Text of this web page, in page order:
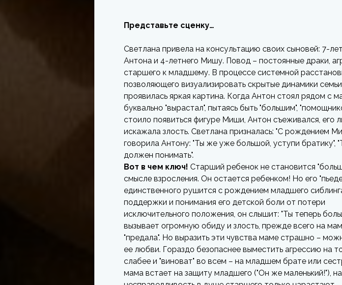
Представьте сценку…
Светлана привела на консультацию своих сыновей: 7-
Антона и 4-летнего Мишу. Повод – постоянные драки,
старшего к младшему. В процессе системной
позволяющего визуализировать скрытые динамики
проявилась яркая картина. Когда Антон стоял рядом с
буквально "вырастал", пытаясь быть "большим",
стоило появиться фигуре Миши, Антон съеживался, его
искажала злость. Светлана призналась: "С рождением
говорила Антону: "Ты же уже большой, уступи братику",
должен понимать".
Вот в чем ключ! Старший ребенок не становится
смысле взросления. Он остается ребенком! Но его
единственного рушится с рождением младшего
поддержки и понимания его детской боли от потери
исключительного положения, он слышит: "Ты теперь
вызывает огромную обиду и злость, прежде всего на
"предала". Но выразить эти чувства маме страшно –
ее любви. Гораздо безопаснее выместить агрессию на
слабее и "виноват" во всем – на младшем брате или
мама встает на защиту младшего ("Он же маленький!"),